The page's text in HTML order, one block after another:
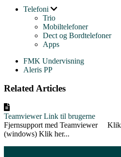
Telefoni
Trio
Mobiltelefoner
Dect og Bordtelefoner
Apps
FMK Undervisning
Aleris PP
Related Articles
Teamviewer Link til brugerne
Fjernsupport med Teamviewer Klik
(windows) Klik her...